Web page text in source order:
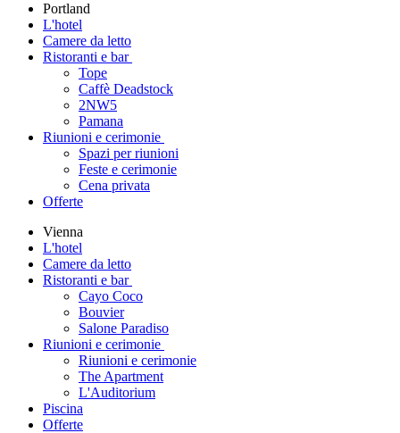
Portland
L'hotel
Camere da letto
Ristoranti e bar
Tope
Caffè Deadstock
2NW5
Pamana
Riunioni e cerimonie
Spazi per riunioni
Feste e cerimonie
Cena privata
Offerte
Vienna
L'hotel
Camere da letto
Ristoranti e bar
Cayo Coco
Bouvier
Salone Paradiso
Riunioni e cerimonie
Riunioni e cerimonie
The Apartment
L'Auditorium
Piscina
Offerte